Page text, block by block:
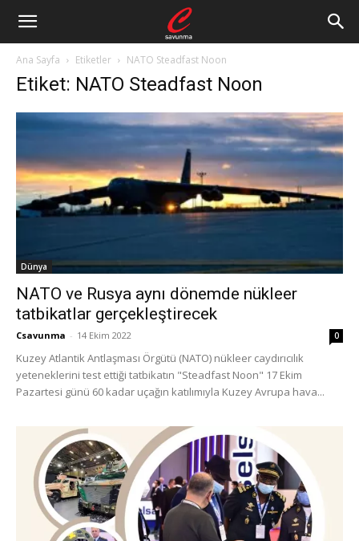
Ana Sayfa Etiketler NATO Steadfast Noon
Etiket: NATO Steadfast Noon
Dünya
NATO ve Rusya aynı dönemde nükleer
tatbikatlar gerçekleştirecek
Csavunma - 14 Ekim 2022 0
Kuzey Atlantik Antlaşması Örgütü (NATO) nükleer caydırıcılık
yeteneklerini test ettiği tatbikatın "Steadfast Noon" 17 Ekim
Pazartesi günü 60 kadar uçağın katılımıyla Kuzey Avrupa hava...